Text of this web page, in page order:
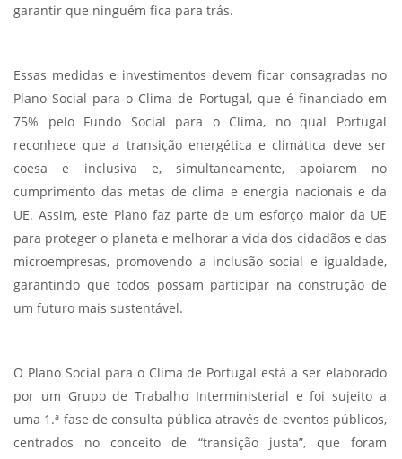
garantir que ninguém fica para trás.
Essas medidas e investimentos devem ficar consagradas no
Plano Social para o Clima de Portugal, que é financiado em
75% pelo Fundo Social para o Clima, no qual Portugal
reconhece que a transição energética e climática deve ser
coesa e inclusiva e, simultaneamente, apoiarem no
cumprimento das metas de clima e energia nacionais e da
UE. Assim, este Plano faz parte de um esforço maior da UE
para proteger o planeta e melhorar a vida dos cidadãos e das
microempresas, promovendo a inclusão social e igualdade,
garantindo que todos possam participar na construção de
um futuro mais sustentável.
O Plano Social para o Clima de Portugal está a ser elaborado
por um Grupo de Trabalho Interministerial e foi sujeito a
uma 1.ª fase de consulta pública através de eventos públicos,
centrados no conceito de “transição justa”, que foram